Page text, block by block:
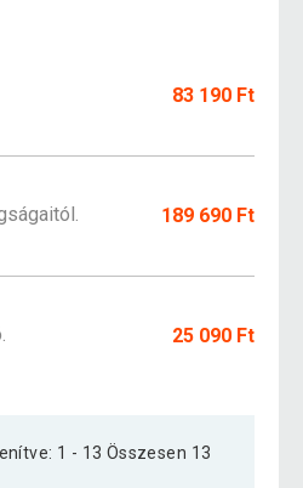
83 190 Ft
189 690 Ft
25 090 Ft
1 - 13 Összesen 13